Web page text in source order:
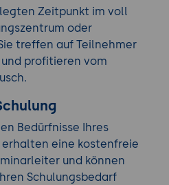
Zeitpunkt im voll
oder
treffen auf Teilnehmer
profitieren vom
Bedürfnisse Ihres
erhalten eine kostenfreie
und können
Schulungsbedarf